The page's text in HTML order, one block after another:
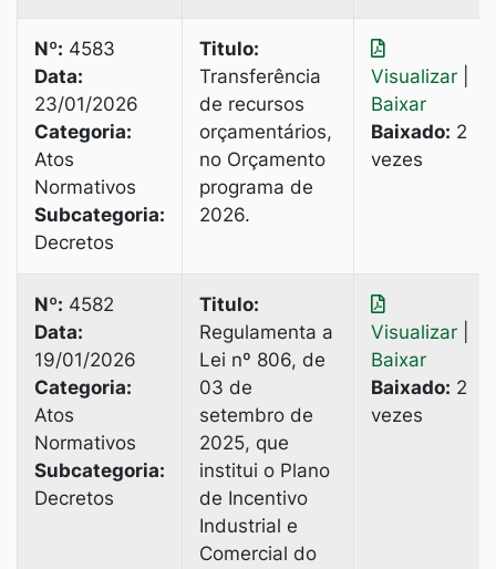
Nº: 4583
Data:
23/01/2026
Categoria:
Atos
Normativos
Subcategoria:
Decretos
Titulo:
Transferência
de recursos
orçamentários,
no Orçamento
programa de
2026.
Visualizar
Baixar
Baixado: 2
vezes
Nº: 4582
Data:
19/01/2026
Categoria:
Atos
Normativos
Subcategoria:
Decretos
Titulo:
Regulamenta a
Lei nº 806, de
03 de
setembro de
2025, que
institui o Plano
de Incentivo
Industrial e
Comercial do
Visualizar
Baixar
Baixado: 2
vezes